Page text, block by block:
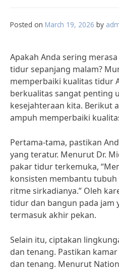
Posted on March 19, 2026 by
Apakah Anda sering
tidur sepanjang malam?
memperbaiki kualitas tidur
berkualitas sangat penting
kesejahteraan kita. Berikut
ampuh memperbaiki
Pertama-tama, pastikan
yang teratur. Menurut Dr.
pakar tidur terkemuka,
konsisten membantu
ritme sirkadianya.” Oleh
tidur dan bangun pada jam
termasuk akhir pekan.
Selain itu, ciptakan
dan tenang. Pastikan
dan tenang. Menurut